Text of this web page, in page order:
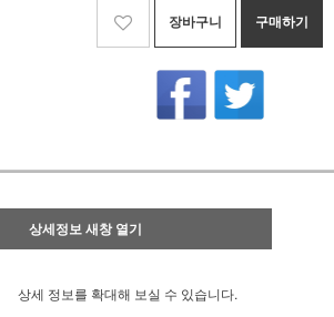
장바구니 구매하기
상세정보 새창 열기
상세 정보를 확대해 보실 수 있습니다.